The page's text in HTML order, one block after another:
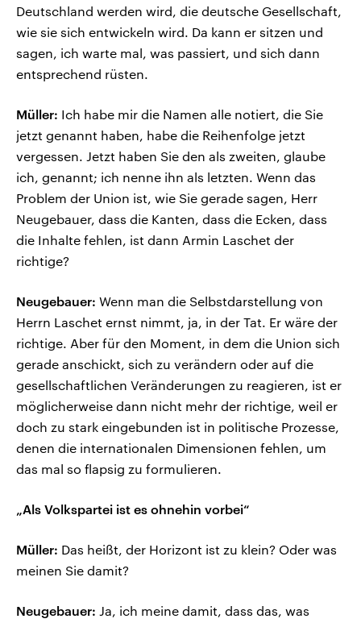
Deutschland werden wird, die deutsche Gesellschaft,
wie sie sich entwickeln wird. Da kann er sitzen und
sagen, ich warte mal, was passiert, und sich dann
entsprechend rüsten.
Müller: Ich habe mir die Namen alle notiert, die Sie
jetzt genannt haben, habe die Reihenfolge jetzt
vergessen. Jetzt haben Sie den als zweiten, glaube
ich, genannt; ich nenne ihn als letzten. Wenn das
Problem der Union ist, wie Sie gerade sagen, Herr
Neugebauer, dass die Kanten, dass die Ecken, dass
die Inhalte fehlen, ist dann Armin Laschet der
richtige?
Neugebauer: Wenn man die Selbstdarstellung von
Herrn Laschet ernst nimmt, ja, in der Tat. Er wäre der
richtige. Aber für den Moment, in dem die Union sich
gerade anschickt, sich zu verändern oder auf die
gesellschaftlichen Veränderungen zu reagieren, ist er
möglicherweise dann nicht mehr der richtige, weil er
doch zu stark eingebunden ist in politische Prozesse,
denen die internationalen Dimensionen fehlen, um
das mal so flapsig zu formulieren.
„Als Volkspartei ist es ohnehin vorbei“
Müller: Das heißt, der Horizont ist zu klein? Oder was
meinen Sie damit?
Neugebauer: Ja, ich meine damit, dass das, was